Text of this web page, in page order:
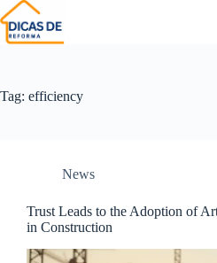
Tag: efficiency
News
Trust Leads to the Adoption of
in Construction